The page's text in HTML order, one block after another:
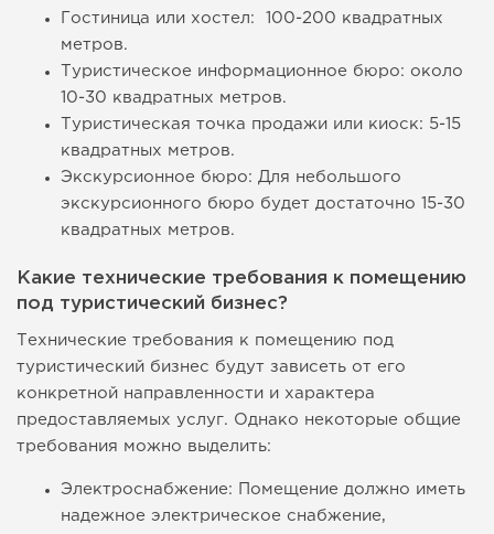
Гостиница или хостел: 100-200 квадратных
метров.
Туристическое информационное бюро: около
10-30 квадратных метров.
Туристическая точка продажи или киоск: 5-15
квадратных метров.
Экскурсионное бюро: Для небольшого
экскурсионного бюро будет достаточно 15-30
квадратных метров.
Какие технические требования к помещению
под туристический бизнес?
Технические требования к помещению под
туристический бизнес будут зависеть от его
конкретной направленности и характера
предоставляемых услуг. Однако некоторые общие
требования можно выделить:
Электроснабжение: Помещение должно иметь
надежное электрическое снабжение,